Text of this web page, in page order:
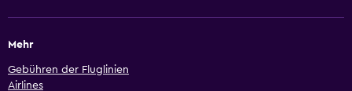
Mehr
Gebühren der Fluglinien
Airlines